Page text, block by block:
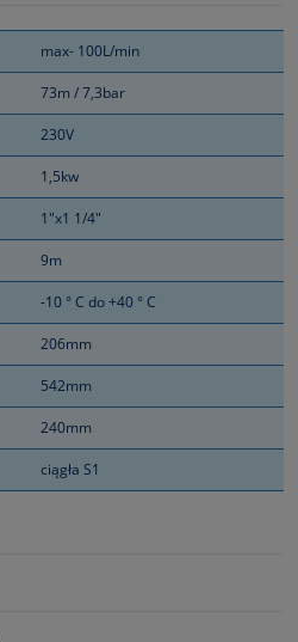
max- 100L/min
73m / 7,3bar
230V
1,5kw
1"x1 1/4"
9m
-10 ° C do +40 ° C
206mm
542mm
240mm
ciągła S1